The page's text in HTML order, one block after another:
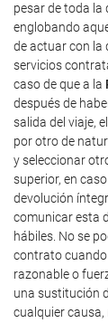
pesar de toda la
englobando
de actuar con la
servicios
caso de que a la
después de
salida del viaje, el
por otro de
y seleccionar
superior, en
devolución
comunicar esta
hábiles. No se
contrato cuando
razonable o
una sustitución
cualquier causa,